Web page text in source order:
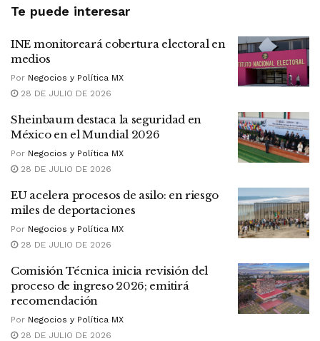
Te puede interesar
INE monitoreará cobertura electoral en
medios
Por Negocios y Política MX
28 DE JULIO DE 2026
Sheinbaum destaca la seguridad en
México en el Mundial 2026
Por Negocios y Política MX
28 DE JULIO DE 2026
EU acelera procesos de asilo: en riesgo
miles de deportaciones
Por Negocios y Política MX
28 DE JULIO DE 2026
Comisión Técnica inicia revisión del
proceso de ingreso 2026; emitirá
recomendación
Por Negocios y Política MX
28 DE JULIO DE 2026